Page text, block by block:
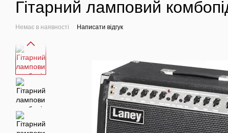
Гітарний ламповий
Немає в наявності Написати відгук